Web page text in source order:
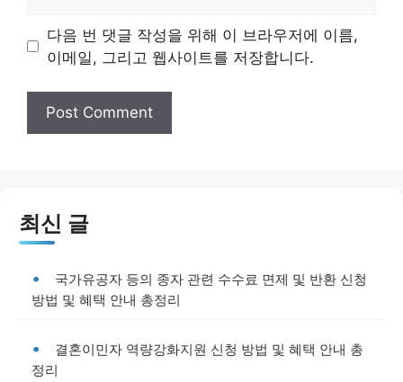
다음 번 댓글 작성을 위해 이 브라우저에 이름,
이메일, 그리고 웹사이트를 저장합니다.
최신 글
국가유공자 등의 종자 관련 수수료 면제 및 반환 신청
방법 및 혜택 안내 총정리
결혼이민자 역량강화지원 신청 방법 및 혜택 안내 총
정리